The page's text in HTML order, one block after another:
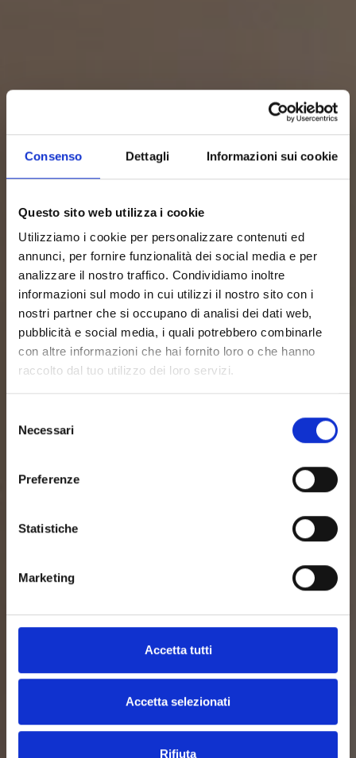
Consenso Dettagli Informazioni sui cookie
Questo sito web utilizza i cookie
Utilizziamo i cookie per personalizzare contenuti ed
annunci, per fornire funzionalità dei social media e per
analizzare il nostro traffico. Condividiamo inoltre
informazioni sul modo in cui utilizzi il nostro sito con i
nostri partner che si occupano di analisi dei dati web,
pubblicità e social media, i quali potrebbero combinarle
con altre informazioni che hai fornito loro o che hanno
raccolto dal tuo utilizzo dei loro servizi.
delNecessari
Preferenze
Statistiche
Marketing
Accetta tutti
Accetta selezionati
Rifiuta
nature, sport, fun and relaxation
Book directly through our website to get the best